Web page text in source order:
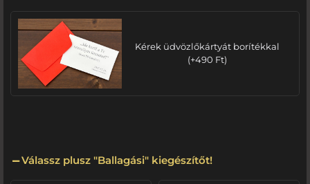
Kérek üdvözlőkártyát borítékkal
(+490 Ft)
Válassz plusz "Ballagási" kiegészítőt!